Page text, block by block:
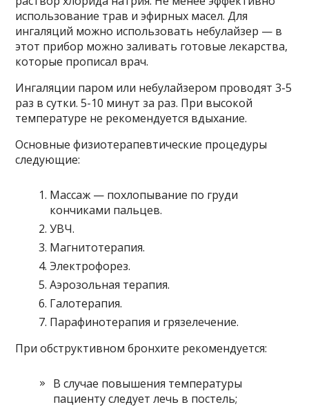
использование трав и эфирных масел. Для
ингаляций можно использовать небулайзер — в
этот прибор можно заливать готовые лекарства,
которые прописал врач.
Ингаляции паром или небулайзером проводят 3-5
раз в сутки. 5-10 минут за раз. При высокой
температуре не рекомендуется вдыхание.
Основные физиотерапевтические процедуры
следующие:
Массаж — похлопывание по груди
кончиками пальцев.
УВЧ.
Магнитотерапия.
Электрофорез.
Аэрозольная терапия.
Галотерапия.
Парафинотерапия и грязелечение.
При обструктивном бронхите рекомендуется:
В случае повышения температуры
пациенту следует лечь в постель;